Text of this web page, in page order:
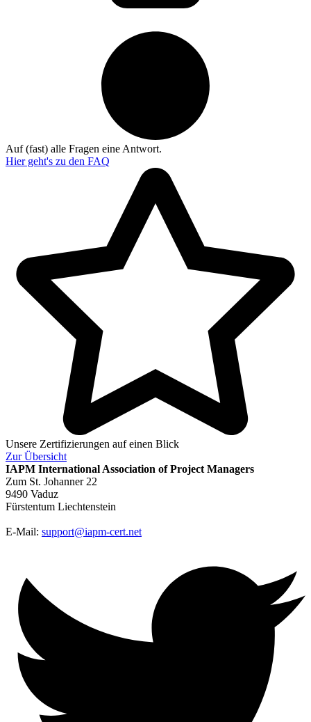
Auf (fast) alle Fragen eine Antwort.
Hier geht's zu den FAQ
Unsere Zertifizierungen auf einen Blick
ZurÜbersicht
IAPM International Association of Project Managers
Zum St. Johanner 22
9490 Vaduz
Fürstentum Liechtenstein
E-Mail: support@iapm-cert.net